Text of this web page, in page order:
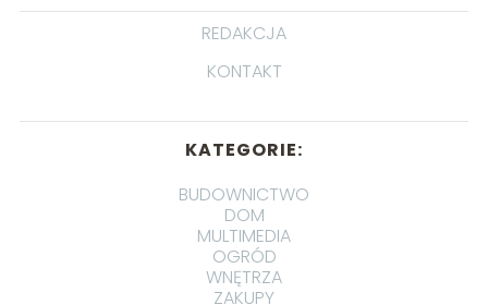
REDAKCJA
KONTAKT
KATEGORIE:
BUDOWNICTWO
DOM
MULTIMEDIA
OGRÓD
WNĘTRZA
ZAKUPY